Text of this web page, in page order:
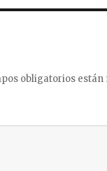
obligatorios están